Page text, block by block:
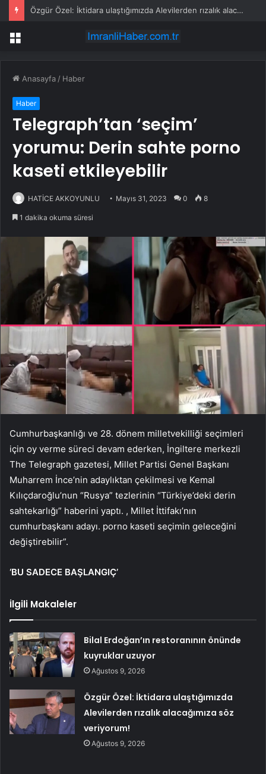
Özgür Özel: İktidara ulaştığımızda Alevilerden rızalık alacağımıza söz veriyorum!
Menü
Anasayfa / Haber
Haber
Telegraph’tan ‘seçim’
yorumu: Derin sahte porno
kaseti etkileyebilir
HATİCE AKKOYUNLU Mayıs 31, 2023 0 8
1 dakika okuma süresi
Cumhurbaşkanlığı ve 28. dönem milletvekilliği seçimleri
için oy verme süreci devam ederken, İngiltere merkezli
The Telegraph gazetesi, Millet Partisi Genel Başkanı
Muharrem İnce’nin adaylıktan çekilmesi ve Kemal
Kılıçdaroğlu’nun “Rusya” tezlerinin “Türkiye’deki derin
sahtekarlığı” haberini yaptı. , Millet İttifakı’nın
cumhurbaşkanı adayı. porno kaseti seçimin geleceğini
değiştirebilir”.
‘BU SADECE BAŞLANGIÇ’
İlgili Makaleler
Bilal Erdoğan’ın restoranının önünde
kuyruklar uzuyor
Ağustos 9, 2026
Özgür Özel: İktidara ulaştığımızda
Alevilerden rızalık alacağımıza söz
veriyorum!
Ağustos 9, 2026